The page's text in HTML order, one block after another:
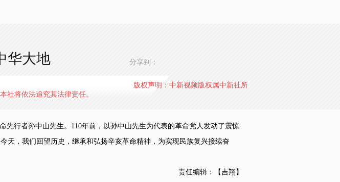
华大地 分享到：
版权声明：中新视频版权属中新社所
社将依法追究其法律责任。
行者孙中山先生。110年前，以孙中山先生为代表的革命党人发动了震惊
天，我们回望历史，继承和弘扬辛亥革命精神，为实现民族复兴接续奋
责任编辑：【吉翔】